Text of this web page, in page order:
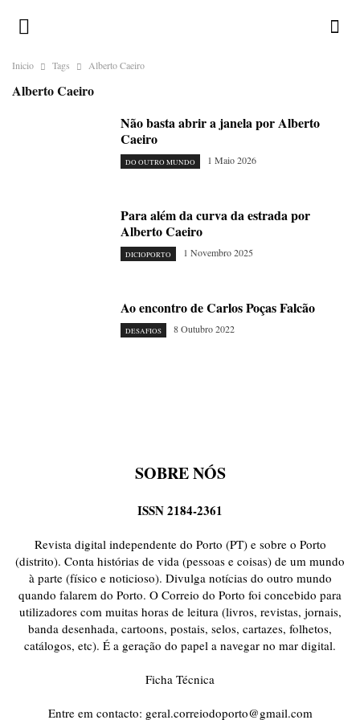
Inicio Tags Alberto Caeiro
Alberto Caeiro
Não basta abrir a janela por Alberto
Caeiro
DO OUTRO MUNDO 1 Maio 2026
Para além da curva da estrada por
Alberto Caeiro
DICIOPORTO 1 Novembro 2025
Ao encontro de Carlos Poças Falcão
DESAFIOS 8 Outubro 2022
SOBRE NÓS
ISSN 2184-2361
Revista digital independente do Porto (PT) e sobre o Porto
(distrito). Conta histórias de vida (pessoas e coisas) de um mundo
à parte (físico e noticioso). Divulga notícias do outro mundo
quando falarem do Porto. O Correio do Porto foi concebido para
utilizadores com muitas horas de leitura (livros, revistas, jornais,
banda desenhada, cartoons, postais, selos, cartazes, folhetos,
catálogos, etc). É a geração do papel a navegar no mar digital.
Ficha Técnica
Entre em contacto: geral.correiodoporto@gmail.com